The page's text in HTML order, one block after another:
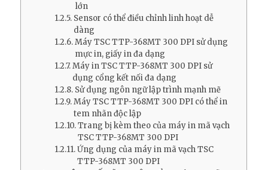
lớn
Sensor có thể điều chỉnh linh hoạt dễ
dàng
Máy TSC TTP-368MT 300 DPI sử dụng
mực in, giấy in đa dạng
Máy in TSC TTP-368MT 300 DPI sử
dụng cổng kết nối đa dạng
Sử dụng ngôn ngữ lập trình mạnh mẽ
Máy TSC TTP-368MT 300 DPI có thể in
tem nhãn độc lập
Trang bị kèm theo của máy in mã vạch
TSC TTP-368MT 300 DPI
Ứng dụng của máy in mã vạch TSC
TTP-368MT 300 DPI